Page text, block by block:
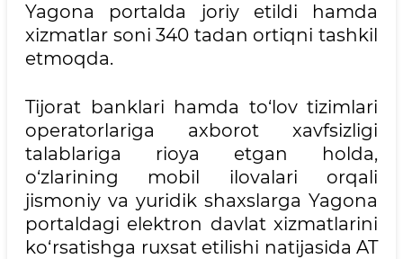
Yagona portalda joriy etildi hamda
xizmatlar soni 340 tadan ortiqni tashkil
etmoqda.
Tijorat banklari hamda to‘lov tizimlari
operatorlariga axborot xavfsizligi
talablariga rioya etgan holda,
o‘zlarining mobil ilovalari orqali
jismoniy va yuridik shaxslarga Yagona
portaldagi elektron davlat xizmatlarini
ko‘rsatishga ruxsat etilishi natijasida AT